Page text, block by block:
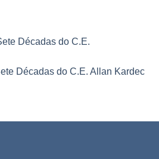
Décadas do C.E. Allan Kardec